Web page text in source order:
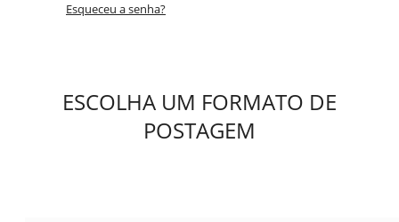
Esqueceu a senha?
ESCOLHA UM FORMATO DE
POSTAGEM